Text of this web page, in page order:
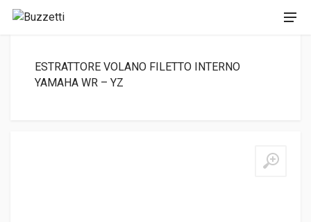
ESTRATTORE VOLANO FILETTO INTERNO
YAMAHA WR – YZ